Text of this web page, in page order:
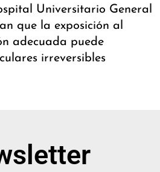
Universitario General
que la exposición al
adecuada puede
irreversibles